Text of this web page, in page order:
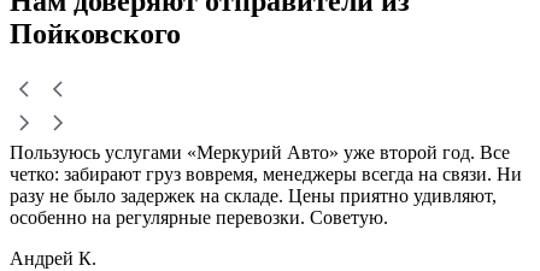
Пойковского
Пользуюсь услугами «Меркурий Авто» уже второй год. Все
четко: забирают груз вовремя, менеджеры всегда на связи. Ни
разу не было задержек на складе. Цены приятно удивляют,
особенно на регулярные перевозки. Советую.
Андрей К.